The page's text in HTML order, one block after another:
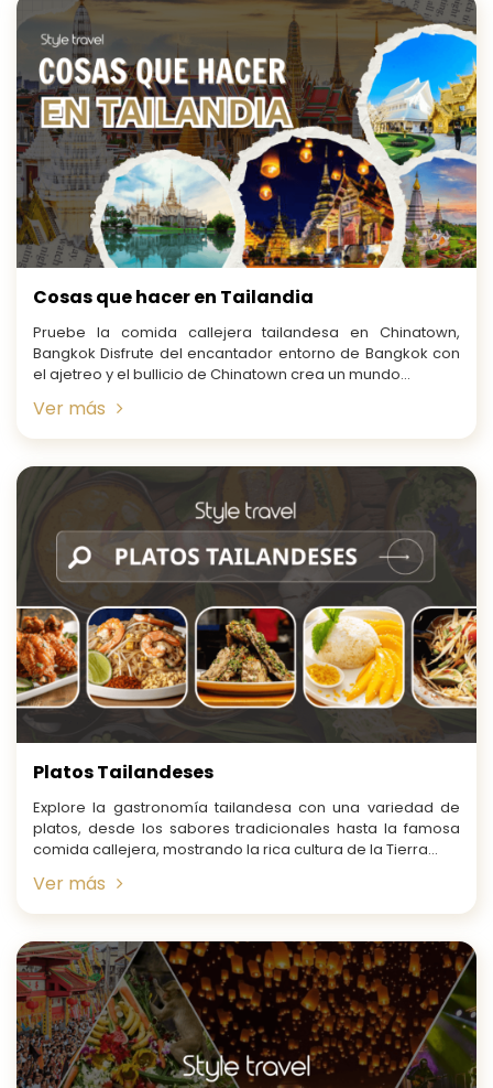
Cosas que hacer en Tailandia
Pruebe la comida callejera tailandesa en Chinatown,
Bangkok Disfrute del encantador entorno de Bangkok con
el ajetreo y el bullicio de Chinatown crea un mundo...
Ver más
Platos Tailandeses
Explore la gastronomía tailandesa con una variedad de
platos, desde los sabores tradicionales hasta la famosa
comida callejera, mostrando la rica cultura de la Tierra...
Ver más